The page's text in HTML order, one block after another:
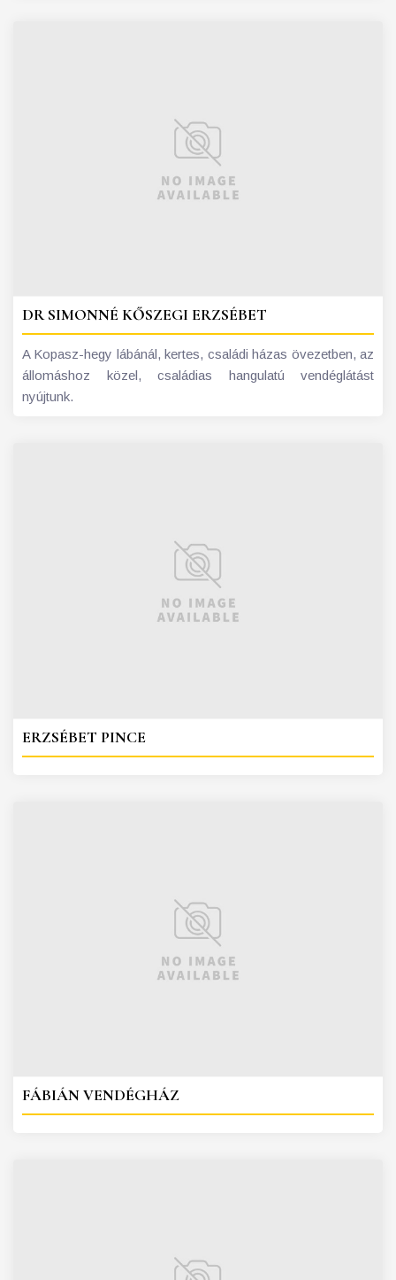
DR SIMONNÉ KŐSZEGI ERZSÉBET
A Kopasz-hegy lábánál, kertes, családi házas övezetben, az
állomáshoz közel, családias hangulatú vendéglátást
nyújtunk.
ERZSÉBET PINCE
FÁBIÁN VENDÉGHÁZ